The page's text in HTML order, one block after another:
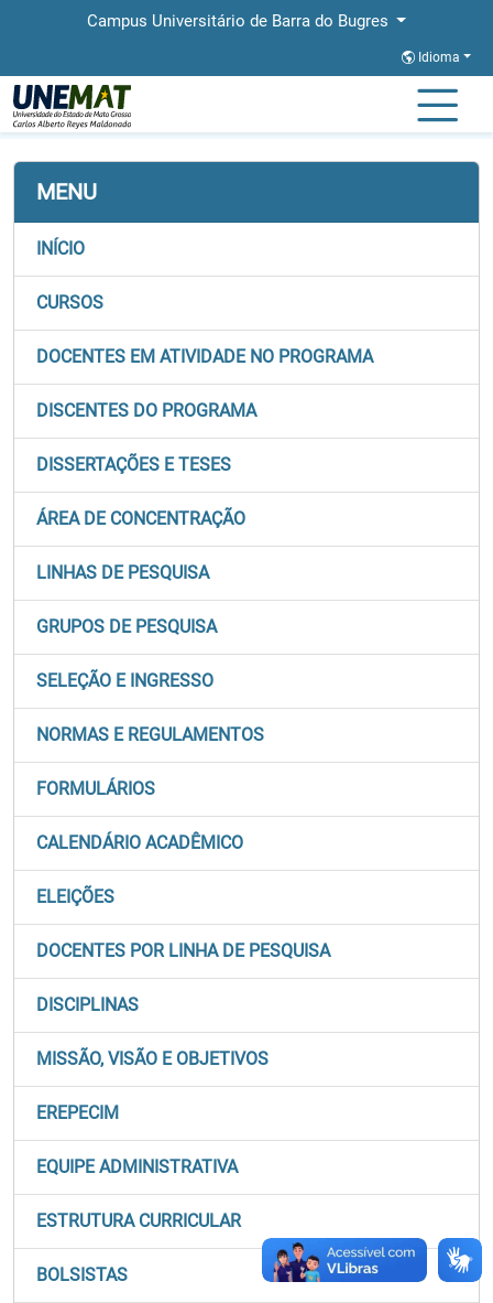
Campus Universitário de Barra do Bugres
Idioma
Página Inicial
MENU
INÍCIO
CURSOS
DOCENTES EM ATIVIDADE NO PROGRAMA
DISCENTES DO PROGRAMA
DISSERTAÇÕES E TESES
ÁREA DE CONCENTRAÇÃO
LINHAS DE PESQUISA
GRUPOS DE PESQUISA
SELEÇÃO E INGRESSO
NORMAS E REGULAMENTOS
FORMULÁRIOS
CALENDÁRIO ACADÊMICO
ELEIÇÕES
DOCENTES POR LINHA DE PESQUISA
DISCIPLINAS
MISSÃO, VISÃO E OBJETIVOS
EREPECIM
EQUIPE ADMINISTRATIVA
ESTRUTURA CURRICULAR
BOLSISTAS